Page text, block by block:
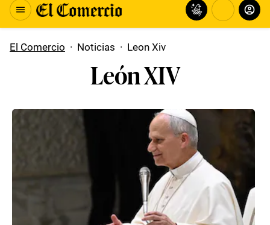
El Comercio · Noticias · Leon Xiv
León XIV